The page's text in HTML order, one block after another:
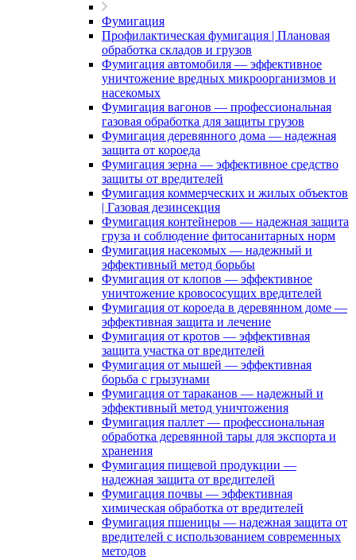
Фумигация
Профилактическая фумигация | Плановая
обработка складов и грузов
Фумигация автомобиля — эффективное
уничтожение вредных микроорганизмов и
насекомых
Фумигация вагонов — профессиональная
газовая обработка для защиты грузов
Фумигация деревянного дома — надежная
защита от короеда
Фумигация зерна — эффективное средство
защиты от вредителей
Фумигация коммерческих и жилых объектов
| Газовая дезинсекция
Фумигация контейнеров — надежная защита
груза и соблюдение фитосанитарных норм
Фумигация насекомых — надежный и
эффективный метод борьбы
Фумигация от клопов — эффективное
уничтожение кровососущих вредителей
Фумигация от короеда в деревянном доме —
эффективная защита и лечение
Фумигация от кротов — эффективная
защита участка от вредителей
Фумигация от мышей — эффективная
борьба с грызунами
Фумигация от тараканов — надежный и
эффективный метод уничтожения
Фумигация паллет — профессиональная
обработка деревянной тары для экспорта и
хранения
Фумигация пищевой продукции —
надежная защита от вредителей
Фумигация почвы — эффективная
химическая обработка от вредителей
Фумигация пшеницы — надежная защита от
вредителей с использованием современных
методов